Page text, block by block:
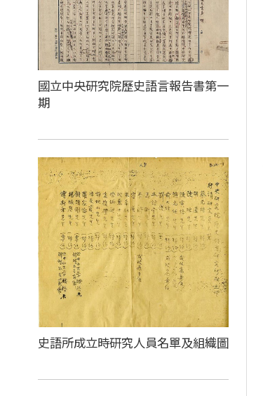
國立中央研究院歷史語言報告書第一
期
史語所成立時研究人員名單及組織圖